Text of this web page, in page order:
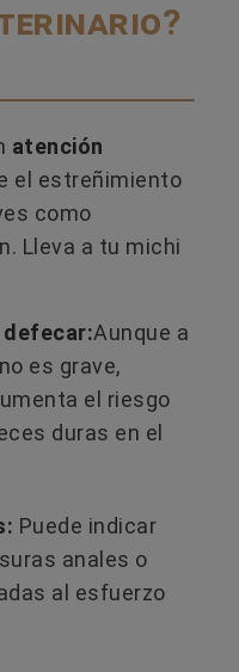
atención
el estreñimiento
como
Lleva a tu michi
defecar:Aunque a
es grave,
el riesgo
duras en el
Puede indicar
anales o
al esfuerzo